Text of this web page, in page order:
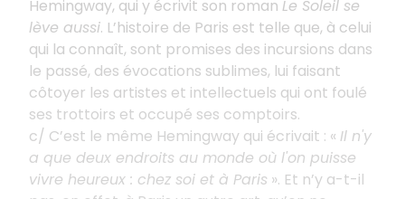
Hemingway, qui y écrivit son roman Le Soleil se
lève aussi. L’histoire de Paris est telle que, à celui
qui la connaît, sont promises des incursions dans
le passé, des évocations sublimes, lui faisant
côtoyer les artistes et intellectuels qui ont foulé
ses trottoirs et occupé ses comptoirs.
c/ C’est le même Hemingway qui écrivait : « Il n'y
a que deux endroits au monde où l'on puisse
vivre heureux : chez soi et à Paris ». Et n’y a-t-il